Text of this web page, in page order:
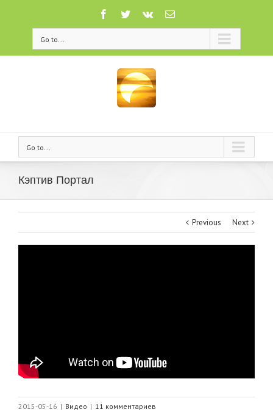
Go to...
Go to...
Кэптив Портал
Previous Next
2015-05-16 | Видео | 11 комментариев